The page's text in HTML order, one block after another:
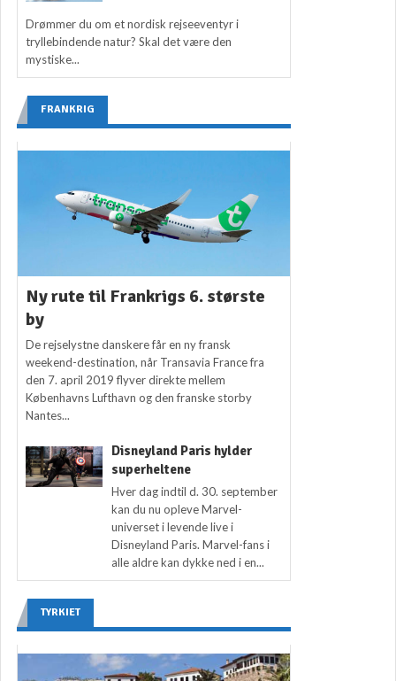
Drømmer du om et nordisk rejseeventyr i
tryllebindende natur? Skal det være den
mystiske...
FRANKRIG
Ny rute til Frankrigs 6. største
by
De rejselystne danskere får en ny fransk
weekend-destination, når Transavia France fra
den 7. april 2019 flyver direkte mellem
Københavns Lufthavn og den franske storby
Nantes...
Disneyland Paris hylder
superheltene
Hver dag indtil d. 30. september
kan du nu opleve Marvel-
universet i levende live i
Disneyland Paris. Marvel-fans i
alle aldre kan dykke ned i en...
TYRKIET